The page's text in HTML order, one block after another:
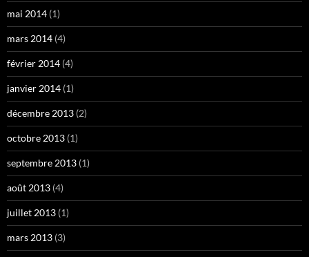
mai 2014 (1)
mars 2014 (4)
février 2014 (4)
janvier 2014 (1)
décembre 2013 (2)
octobre 2013 (1)
septembre 2013 (1)
août 2013 (4)
juillet 2013 (1)
mars 2013 (3)